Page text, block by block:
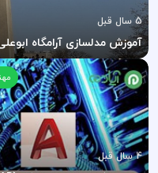
5 سال قبل
آموزش مدلسازی آرامگاه
4 سال قبل